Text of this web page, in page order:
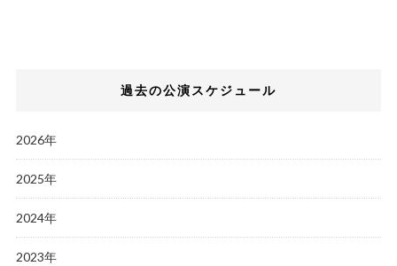
過去の公演スケジュール
2026年
2025年
2024年
2023年